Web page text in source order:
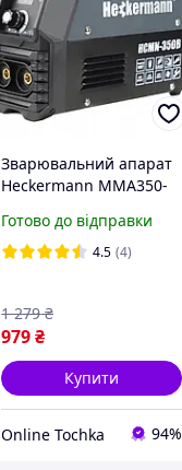
Зварювальний апарат
Heckermann MMA350-
зварювання
Готово до відправки
4.5 (4)
979₴
1 279 ₴
Купити
Online Tochka 94%